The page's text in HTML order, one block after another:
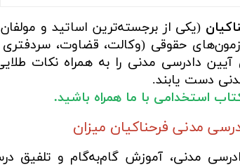
(یکی از برجسته‌ترین اساتید و
حقوقی (وکالت، قضاوت،
دادرسی مدنی را به همراه نکات
دست یابند.
استخدامی با ما همراه باشید.
مدنی فرحناکیان میزان
مدنی، آموزش گام‌به‌گام و تلفیق